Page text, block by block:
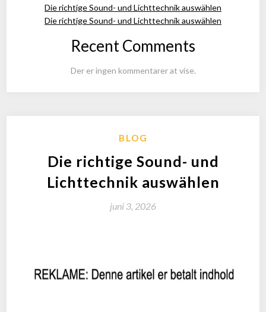
Die richtige Sound- und Lichttechnik auswählen
Die richtige Sound- und Lichttechnik auswählen
Recent Comments
Der er ingen kommentarer at vise.
BLOG
Die richtige Sound- und
Lichttechnik auswählen
juni 3, 2026